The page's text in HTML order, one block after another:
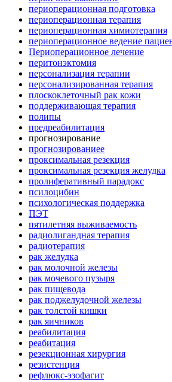
периоперационная подготовка
периоперационная терапия
периоперационная химиотерапия
периоперационное ведение
Периоперационное лечение
перитонэктомия
персонализация терапии
персонализированная терапия
плоскоклеточный рак кожи
поддерживающая терапия
полипы
предреабилитация
прогнозирование
прогнозированиее
проксимальная резекция
проксимальная резекция желудка
пролиферативный парадокс
псилоцибин
психологическая поддержка
ПЭТ
пятилетняя выживаемость
радиолигандная терапия
радиотерапия
рак желудка
рак молочной железы
рак мочевого пузыря
рак пищевода
рак поджелудочной железы
рак толстой кишки
рак яичников
реабилитация
реабитация
резекционная хирургия
резистенция
рефлюкс-эзофагит